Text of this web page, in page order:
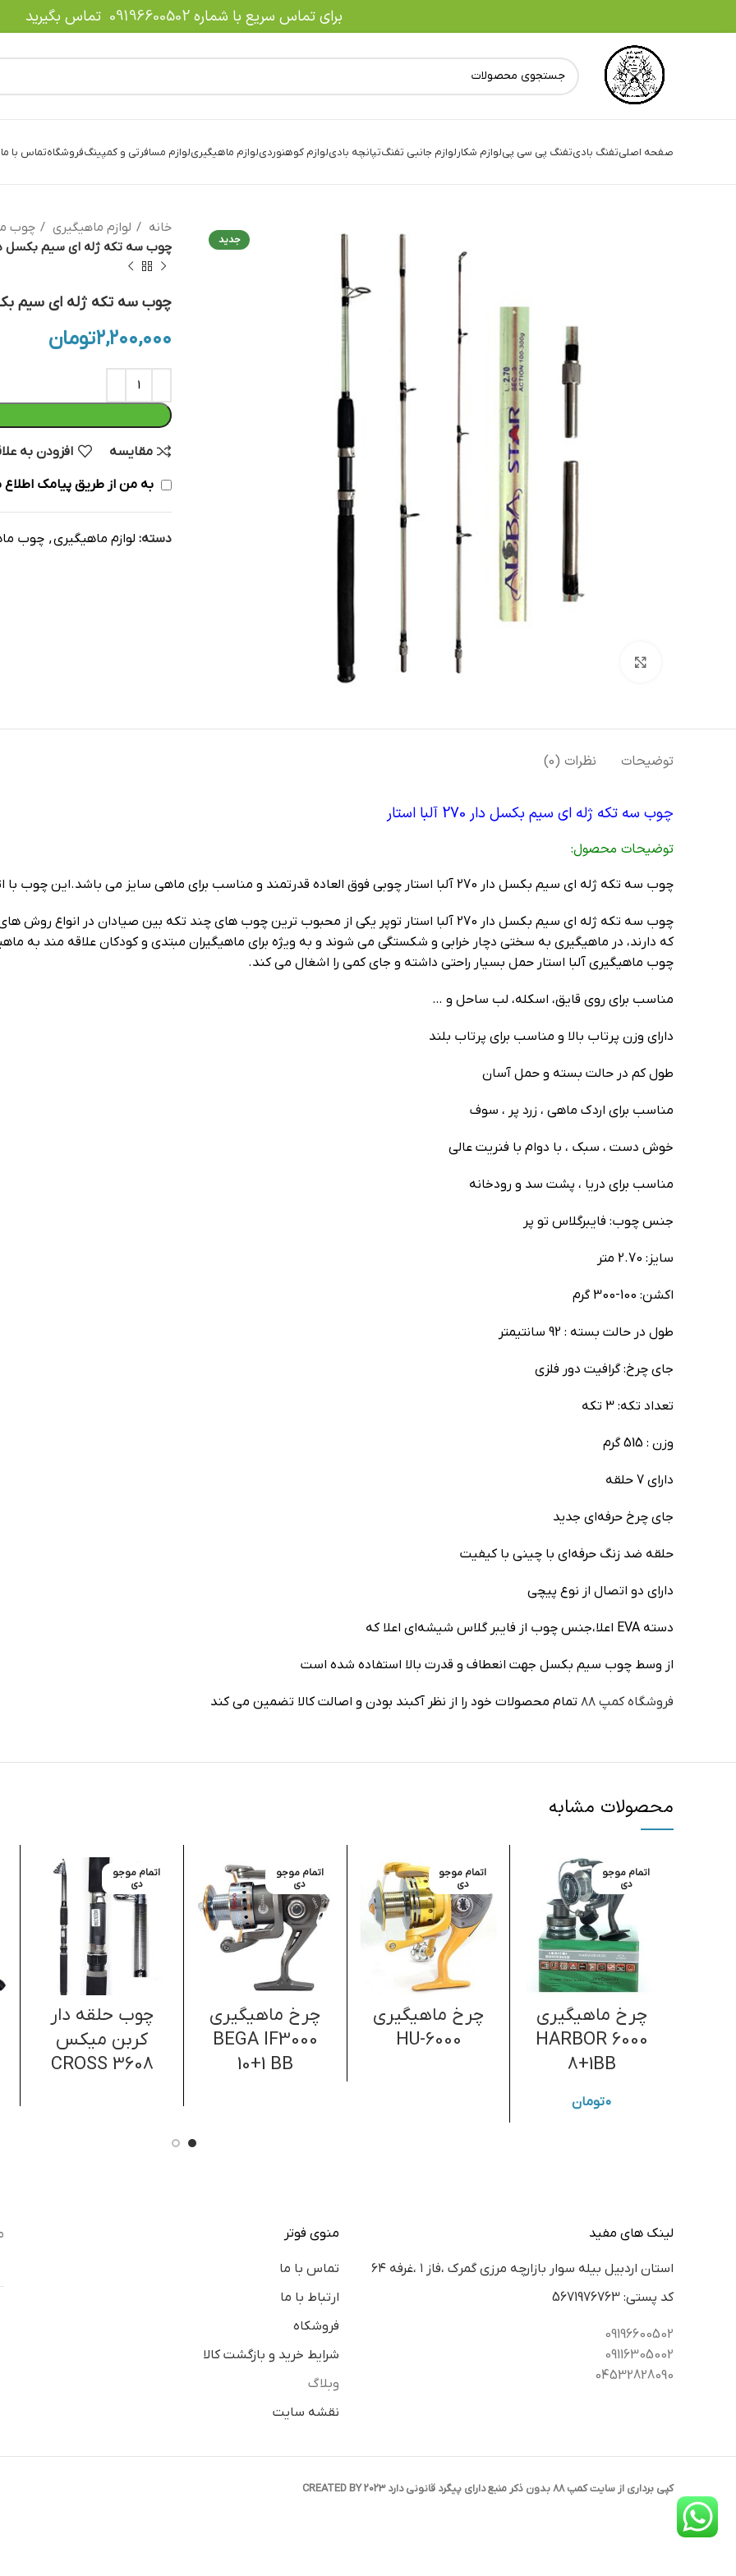
برای تماس سریع با شماره09196600502 تماس بگیرید
صفحه اصلیتفنگ بادیتفنگ پی سی پیلوازم شکارلوازم جانبی تفنگتپانچه بادیلوازم کوهنوردیلوازم ماهیگیریلوازم مسافرتی و کمپینگفروشگاهتماس با ما
جدید
خانه لوازم ماهیگیری
چوب
چوب سه تکه ژله ای سیم بکسل دار 270 آلبا
چوب سه تکه ژله ای سیم بکسل دار 270
۲,۲۰۰,۰۰۰تومان
مقایسه افزودن به
به من از طریق پیامک اطلاع
دسته: لوازم ماهیگیری, چوب
توضیحات نظرات (0)
چوب سه تکه ژله ای سیم بکسل دار 270 آلبا استار
توضيحات محصول:
چوب سه تکه ژله ای سیم بکسل دار 270 آلبا استار چوبی فوق العاده قدرتمند و مناسب برای ماهی سایز می باشد.این چوب با اتصال پیچی سه تکه بهم وصل می شود.
چوب سه تکه ژله ای سیم بکسل دار 270 آلبا استار توپر یکی از محبوب ترین چوب های چند تکه بین
چوب ماهیگیری آلبا استار حمل بسیار راحتی داشته و جای کمی را اشغال می کند.
مناسب برای روی قایق، اسکله، لب ساحل و …
دارای وزن پرتاب بالا و مناسب برای پرتاب بلند
طول کم در حالت بسته و حمل آسان
مناسب برای اردک ماهی ، زرد پر ، سوف
خوش دست ، سبک ، با دوام با فنریت عالی
مناسب برای دریا ، پشت سد‌‌ و رودخانه
جنس چوب: فایبرگلاس تو پر
سایز: 2.70 متر
اکشن: 100-300 گرم
طول در حالت بسته : 92 سانتیمتر
جای چرخ: گرافیت دور فلزی
تعداد تکه: 3 تکه
وزن : 515 گرم
دارای 7 حلقه
جای چرخ حرفه‌ای جدید
حلقه ضد زنگ حرفه‌ای با چینی با کیفیت
دارای دو اتصال از نوع پیچی
دسته EVA اعلا،جنس چوب از فایبر گلاس شیشه‌ای اعلا که
از وسط چوب سیم بکسل جهت انعطاف و قدرت بالا استفاده شده است
فروشگاه کمپ ۸۸ تمام محصولات خود را از نظر آکبند بودن و اصالت کالا تضمین می کند
محصولات مشابه
اتمام موجو
دی
چرخ ماهیگیری
HARBOR 6000
8+1BB
۰تومان
اتمام موجو
دی
چرخ ماهیگیری
HU-6000
اتمام موجو
دی
چرخ ماهیگیری
BEGA IF3000
10+1 BB
اتمام موجو
دی
چوب حلقه دار
کربن میکس
CROSS 3608
لینک های مفید
استان اردبيل بيله سوار بازارچه مرزي گمرك ،فاز ١ ،غرفه ٦٤
كد پستي: 5671976763
09196600502
09116305002
04532828090
منوی فوتر
تماس با ما
ارتباط با ما
فروشکاه
شرایط خرید و بازگشت کالا
وبلاگ
نقشه سایت
کپی برداری از سایت کمپ 88 بدون ذکر منبع دارای پیگرد قانونی دارد 2023 CREATED BY